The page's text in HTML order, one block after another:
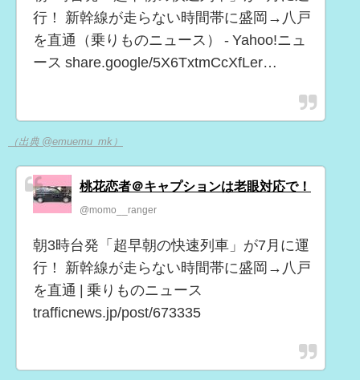
行！ 新幹線が走らない時間帯に盛岡→八戸
を直通（乗りものニュース） - Yahoo!ニュ
ース share.google/5X6TxtmCcXfLer…
（出典 @emuemu_mk）
桃花恋者＠キャプションは老眼対応で！
@momo__ranger
朝3時台発「超早朝の快速列車」が7月に運
行！ 新幹線が走らない時間帯に盛岡→八戸
を直通 | 乗りものニュース
trafficnews.jp/post/673335